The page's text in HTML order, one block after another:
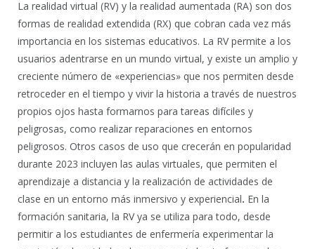
La realidad virtual (RV) y la realidad aumentada (RA) son dos
formas de realidad extendida (RX) que cobran cada vez más
importancia en los sistemas educativos. La RV permite a los
usuarios adentrarse en un mundo virtual, y existe un amplio y
creciente número de «experiencias» que nos permiten desde
retroceder en el tiempo y vivir la historia a través de nuestros
propios ojos hasta formarnos para tareas difíciles y
peligrosas, como realizar reparaciones en entornos
peligrosos. Otros casos de uso que crecerán en popularidad
durante 2023 incluyen las aulas virtuales, que permiten el
aprendizaje a distancia y la realización de actividades de
clase en un entorno más inmersivo y experiencial. En la
formación sanitaria, la RV ya se utiliza para todo, desde
permitir a los estudiantes de enfermería experimentar la